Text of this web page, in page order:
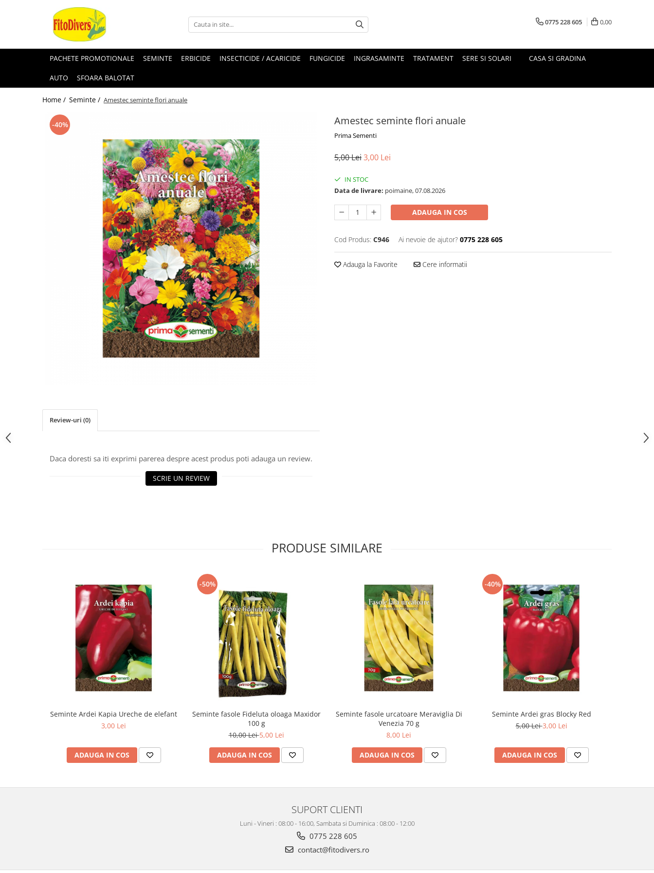
0775 228 605 0,00
PACHETE PROMOTIONALE SEMINTE ERBICIDE INSECTICIDE / ACARICIDE FUNGICIDE INGRASAMINTE TRATAMENT SERE SI SOLARI CASA SI GRADINA
AUTO SFOARA BALOTAT
Home / Seminte / Amestec seminte flori anuale
Amestec seminte flori anuale
Prima Sementi
-40%
5,00 Lei3,00 Lei
IN STOC
Data de livrare: poimaine, 07.08.2026
ADAUGA IN COS
Cod Produs: C946 Ai nevoie de ajutor? 0775 228 605
Adauga la Favorite Cere informatii
Review-uri (0)
Daca doresti sa iti exprimi parerea despre acest produs poti adauga un review.
SCRIE UN REVIEW
PRODUSE SIMILARE
Seminte Ardei Kapia Ureche de elefant
3,00 Lei
ADAUGA IN COS
-50%
Seminte fasole Fideluta oloaga Maxidor
100 g
10,00 Lei5,00 Lei
ADAUGA IN COS
Seminte fasole urcatoare Meraviglia Di
Venezia 70 g
8,00 Lei
ADAUGA IN COS
-40%
Seminte Ardei gras Blocky Red
5,00 Lei3,00 Lei
ADAUGA IN COS
SUPORT CLIENTI
Luni - Vineri : 08:00 - 16:00, Sambata si Duminica : 08:00 - 12:00
0775 228 605
contact@fitodivers.ro